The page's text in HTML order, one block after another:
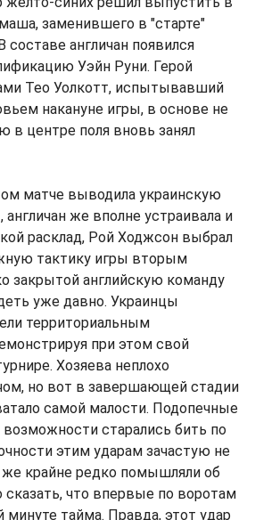
заменившего в "старте"
составе англичан появился
Уэйн Руни. Герой
Тео Уолкотт, испытывавший
накануне игры, в основе не
в центре поля вновь занял
матче выводила украинскую
же вполне устраивала и
расклад, Рой Ходжсон выбрал
тактику игры вторым
закрытой английскую команду
уже давно. Украинцы
территориальным
при этом свой
Хозяева неплохо
но вот в завершающей стадии
самой малости. Подопечные
старались бить по
этим ударам зачастую не
же крайне редко помышляли об
сказать, что впервые по воротам
минуте тайма. Правда, этот удар